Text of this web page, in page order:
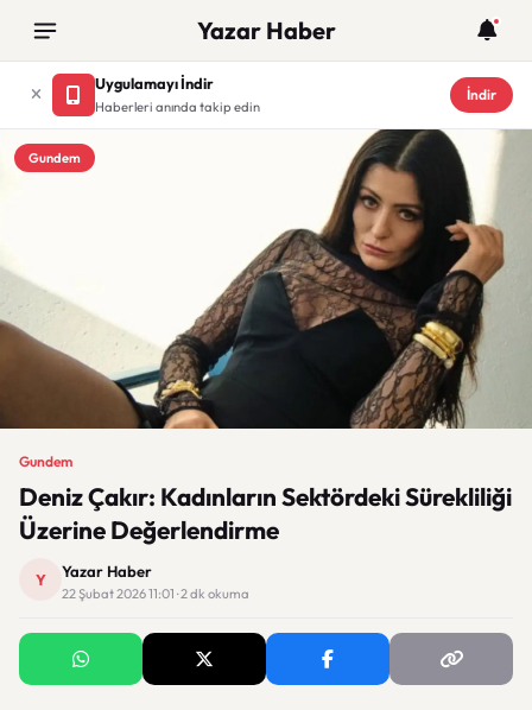
Yazar Haber
Uygulamayı İndir
Haberleri anında takip edin
İndir
Gundem
Gundem
Deniz Çakır: Kadınların Sektördeki Sürekliliği
Üzerine Değerlendirme
Y Yazar Haber
22 Şubat 2026 11:01 · 2 dk okuma